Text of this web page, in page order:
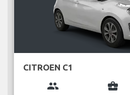
CITROEN C1
group business_center